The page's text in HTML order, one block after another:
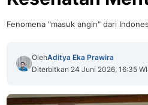
Fenomena "masuk angin" dari
OlehAditya Eka Prawira
Diterbitkan 24 Juni 2026, 16:35